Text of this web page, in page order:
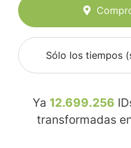
Sólo los tiempos
Ya 12.699.256
transformadas